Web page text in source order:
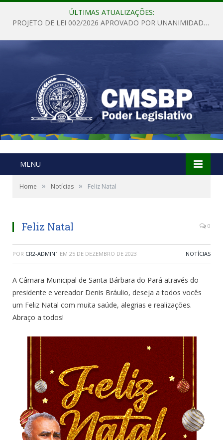
ÚLTIMAS ATUALIZAÇÕES:
PROJETO DE LEI 002/2026 APROVADO POR UNANIMIDADE EM SESSÃO ORDINÁRIA NESTA QUINTA – FEIRA 28 DE MAIO DE 2026
MENU
Home » Notícias » Feliz Natal
Feliz Natal 0
POR CR2-ADMIN1 EM 25 DE DEZEMBRO DE 2023 NOTÍCIAS
A Câmara Municipal de Santa Bárbara do Pará através do
presidente e vereador Denis Bráulio, deseja a todos vocês
um Feliz Natal com muita saúde, alegrias e realizações.
Abraço a todos!